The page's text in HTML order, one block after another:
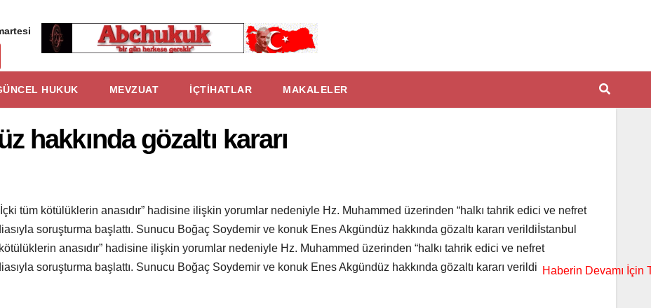
HUKUK MEVZUAT İÇTİHATLAR MAKALELER
hakkında gözaltı kararı
tüm kötülüklerin anasıdır” hadisine ilişkin yorumlar nedeniyle Hz. Muhammed üzerinden “halkı tahrik edici ve nefret
soruşturma başlattı. Sunucu Boğaç Soydemir ve konuk Enes Akgündüz hakkında gözaltı kararı verildiİstanbul
anasıdır” hadisine ilişkin yorumlar nedeniyle Hz. Muhammed üzerinden “halkı tahrik edici ve nefret
soruşturma başlattı. Sunucu Boğaç Soydemir ve konuk Enes Akgündüz hakkında gözaltı kararı verildi